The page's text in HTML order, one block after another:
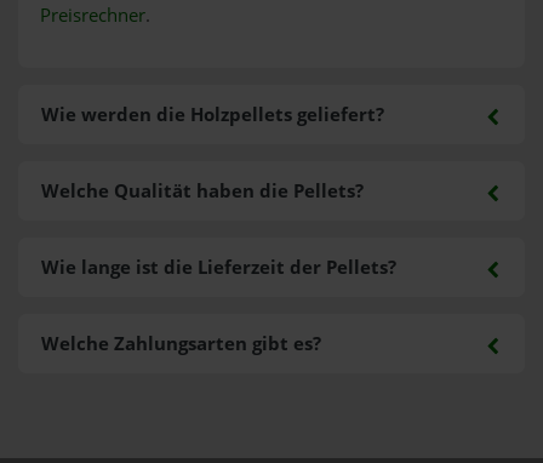
Preisrechner.
Wie werden die Holzpellets geliefert?
Welche Zahlungsarten gibt es?
Welche Qualität haben die Pellets?
Wie lange ist die Lieferzeit der Pellets?